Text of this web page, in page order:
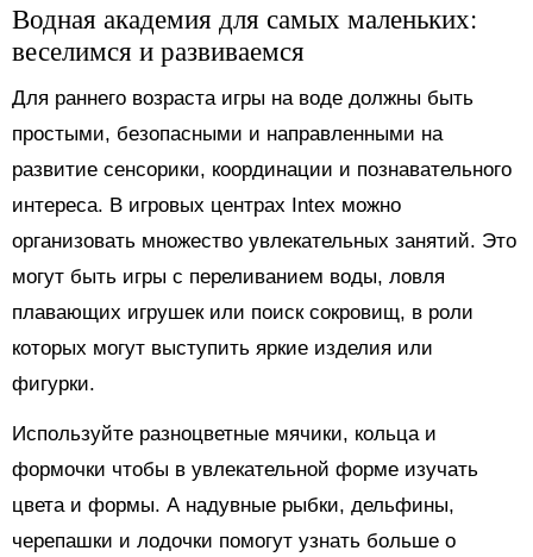
Водная академия для самых маленьких:
веселимся и развиваемся
Для раннего возраста игры на воде должны быть
простыми, безопасными и направленными на
развитие сенсорики, координации и познавательного
интереса. В игровых центрах Intex можно
организовать множество увлекательных занятий. Это
могут быть игры с переливанием воды, ловля
плавающих игрушек или поиск сокровищ, в роли
которых могут выступить яркие изделия или
фигурки.
Используйте разноцветные мячики, кольца и
формочки чтобы в увлекательной форме изучать
цвета и формы. А надувные рыбки, дельфины,
черепашки и лодочки помогут узнать больше о